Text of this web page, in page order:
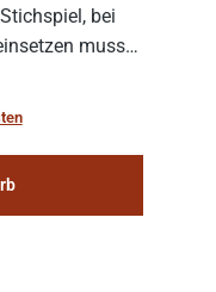
bei
musst.
Gesamtwert
D...